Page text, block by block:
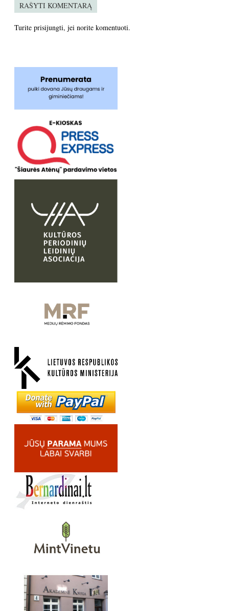
RAŠYTI KOMENTARĄ
Turite prisijungti, jei norite komentuoti.